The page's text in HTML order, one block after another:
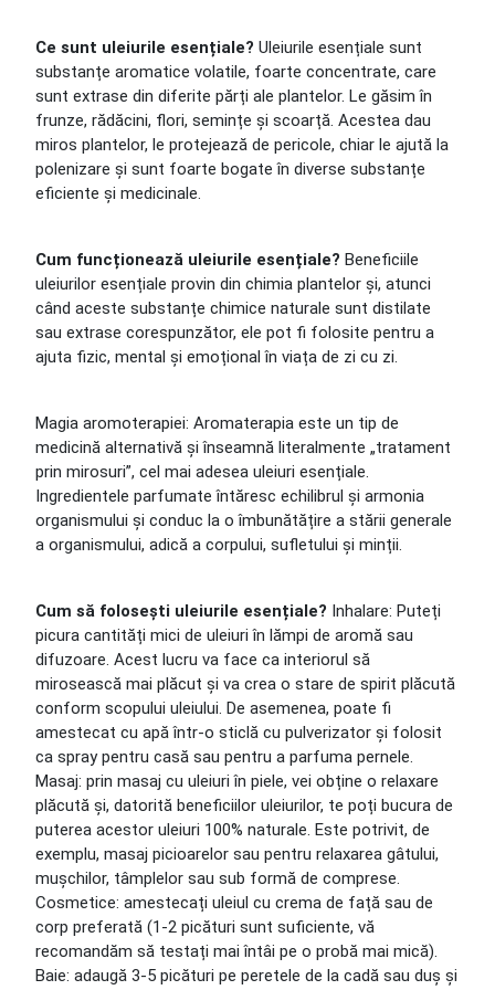
Ce sunt uleiurile esențiale? Uleiurile esențiale sunt
substanțe aromatice volatile, foarte concentrate, care
sunt extrase din diferite părți ale plantelor. Le găsim în
frunze, rădăcini, flori, semințe și scoarță. Acestea dau
miros plantelor, le protejează de pericole, chiar le ajută la
polenizare și sunt foarte bogate în diverse substanțe
eficiente și medicinale.
Cum funcționează uleiurile esențiale? Beneficiile
uleiurilor esențiale provin din chimia plantelor și, atunci
când aceste substanțe chimice naturale sunt distilate
sau extrase corespunzător, ele pot fi folosite pentru a
ajuta fizic, mental și emoțional în viața de zi cu zi.
Magia aromoterapiei: Aromaterapia este un tip de
medicină alternativă și înseamnă literalmente „tratament
prin mirosuri”, cel mai adesea uleiuri esențiale.
Ingredientele parfumate întăresc echilibrul și armonia
organismului și conduc la o îmbunătățire a stării generale
a organismului, adică a corpului, sufletului și minții.
Cum să folosești uleiurile esențiale? Inhalare: Puteți
picura cantități mici de uleiuri în lămpi de aromă sau
difuzoare. Acest lucru va face ca interiorul să
mirosească mai plăcut și va crea o stare de spirit plăcută
conform scopului uleiului. De asemenea, poate fi
amestecat cu apă într-o sticlă cu pulverizator și folosit
ca spray pentru casă sau pentru a parfuma pernele.
Masaj: prin masaj cu uleiuri în piele, vei obține o relaxare
plăcută și, datorită beneficiilor uleiurilor, te poți bucura de
puterea acestor uleiuri 100% naturale. Este potrivit, de
exemplu, masaj picioarelor sau pentru relaxarea gâtului,
mușchilor, tâmplelor sau sub formă de comprese.
Cosmetice: amestecați uleiul cu crema de față sau de
corp preferată (1-2 picături sunt suficiente, vă
recomandăm să testați mai întâi pe o probă mai mică).
Baie: adaugă 3-5 picături pe peretele de la cadă sau duș și